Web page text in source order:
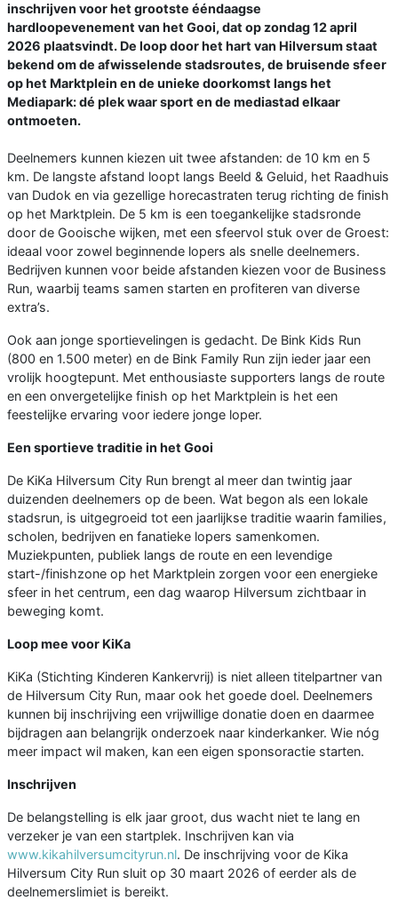
inschrijven voor het grootste ééndaagse
hardloopevenement van het Gooi, dat op zondag 12 april
2026 plaatsvindt. De loop door het hart van Hilversum staat
bekend om de afwisselende stadsroutes, de bruisende sfeer
op het Marktplein en de unieke doorkomst langs het
Mediapark: dé plek waar sport en de mediastad elkaar
ontmoeten.
Deelnemers kunnen kiezen uit twee afstanden: de 10 km en 5
km. De langste afstand loopt langs Beeld & Geluid, het Raadhuis
van Dudok en via gezellige horecastraten terug richting de finish
op het Marktplein. De 5 km is een toegankelijke stadsronde
door de Gooische wijken, met een sfeervol stuk over de Groest:
ideaal voor zowel beginnende lopers als snelle deelnemers.
Bedrijven kunnen voor beide afstanden kiezen voor de Business
Run, waarbij teams samen starten en profiteren van diverse
extra’s.
Ook aan jonge sportievelingen is gedacht. De Bink Kids Run
(800 en 1.500 meter) en de Bink Family Run zijn ieder jaar een
vrolijk hoogtepunt. Met enthousiaste supporters langs de route
en een onvergetelijke finish op het Marktplein is het een
feestelijke ervaring voor iedere jonge loper.
Een sportieve traditie in het Gooi
De KiKa Hilversum City Run brengt al meer dan twintig jaar
duizenden deelnemers op de been. Wat begon als een lokale
stadsrun, is uitgegroeid tot een jaarlijkse traditie waarin families,
scholen, bedrijven en fanatieke lopers samenkomen.
Muziekpunten, publiek langs de route en een levendige
start-/finishzone op het Marktplein zorgen voor een energieke
sfeer in het centrum, een dag waarop Hilversum zichtbaar in
beweging komt.
Loop mee voor KiKa
KiKa (Stichting Kinderen Kankervrij) is niet alleen titelpartner van
de Hilversum City Run, maar ook het goede doel. Deelnemers
kunnen bij inschrijving een vrijwillige donatie doen en daarmee
bijdragen aan belangrijk onderzoek naar kinderkanker. Wie nóg
meer impact wil maken, kan een eigen sponsoractie starten.
Inschrijven
De belangstelling is elk jaar groot, dus wacht niet te lang en
verzeker je van een startplek. Inschrijven kan via
www.kikahilversumcityrun.nl. De inschrijving voor de Kika
Hilversum City Run sluit op 30 maart 2026 of eerder als de
deelnemerslimiet is bereikt.